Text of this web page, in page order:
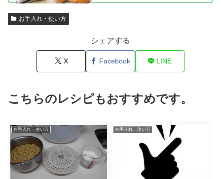
お手入れ・使い方
シェアする
X Facebook LINE
こちらのレシピもおすすめです。
お手入れ・使い方 お手入れ・使い方